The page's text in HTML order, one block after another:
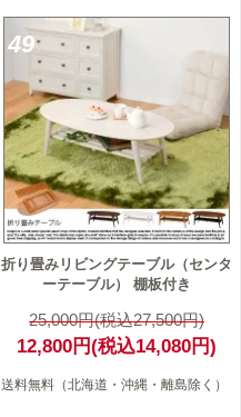
49
折り畳みリビングテーブル（センタ
ーテーブル） 棚板付き
25,000円(税込27,500円)
12,800円(税込14,080円)
送料無料（北海道・沖縄・離島除く）